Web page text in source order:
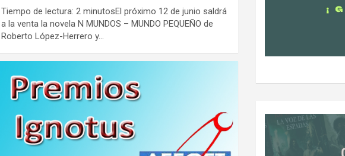
Tiempo de lectura: 2 minutosEl próximo 12 de junio saldrá
a la venta la novela N MUNDOS – MUNDO PEQUEÑO de
Roberto López-Herrero y…